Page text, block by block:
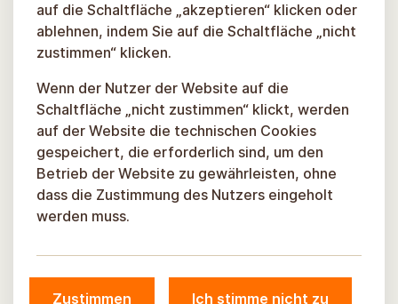
auf die Schaltfläche „akzeptieren“ klicken oder
ablehnen, indem Sie auf die Schaltfläche „nicht
zustimmen“ klicken.
Wenn der Nutzer der Website auf die
Schaltfläche „nicht zustimmen“ klickt, werden
auf der Website die technischen Cookies
gespeichert, die erforderlich sind, um den
Betrieb der Website zu gewährleisten, ohne
dass die Zustimmung des Nutzers eingeholt
werden muss.
Zustimmen Ich stimme nicht zu